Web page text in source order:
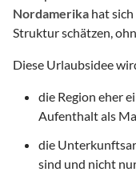
Nordamerika hat
Struktur schätzen,
Diese Urlaubsidee
die Region eher
Aufenthalt als
die
sind und nicht